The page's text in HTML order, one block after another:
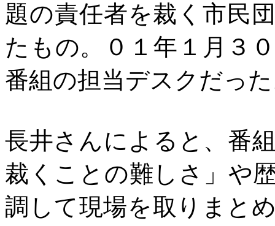
題の責任者を裁く市民
たもの。０１年１月３
番組の担当デスクだっ
長井さんによると、番
裁くことの難しさ」や
調して現場を取りまと